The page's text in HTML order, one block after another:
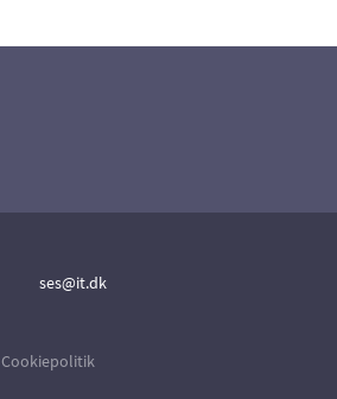
ses@it.dk
Cookiepolitik